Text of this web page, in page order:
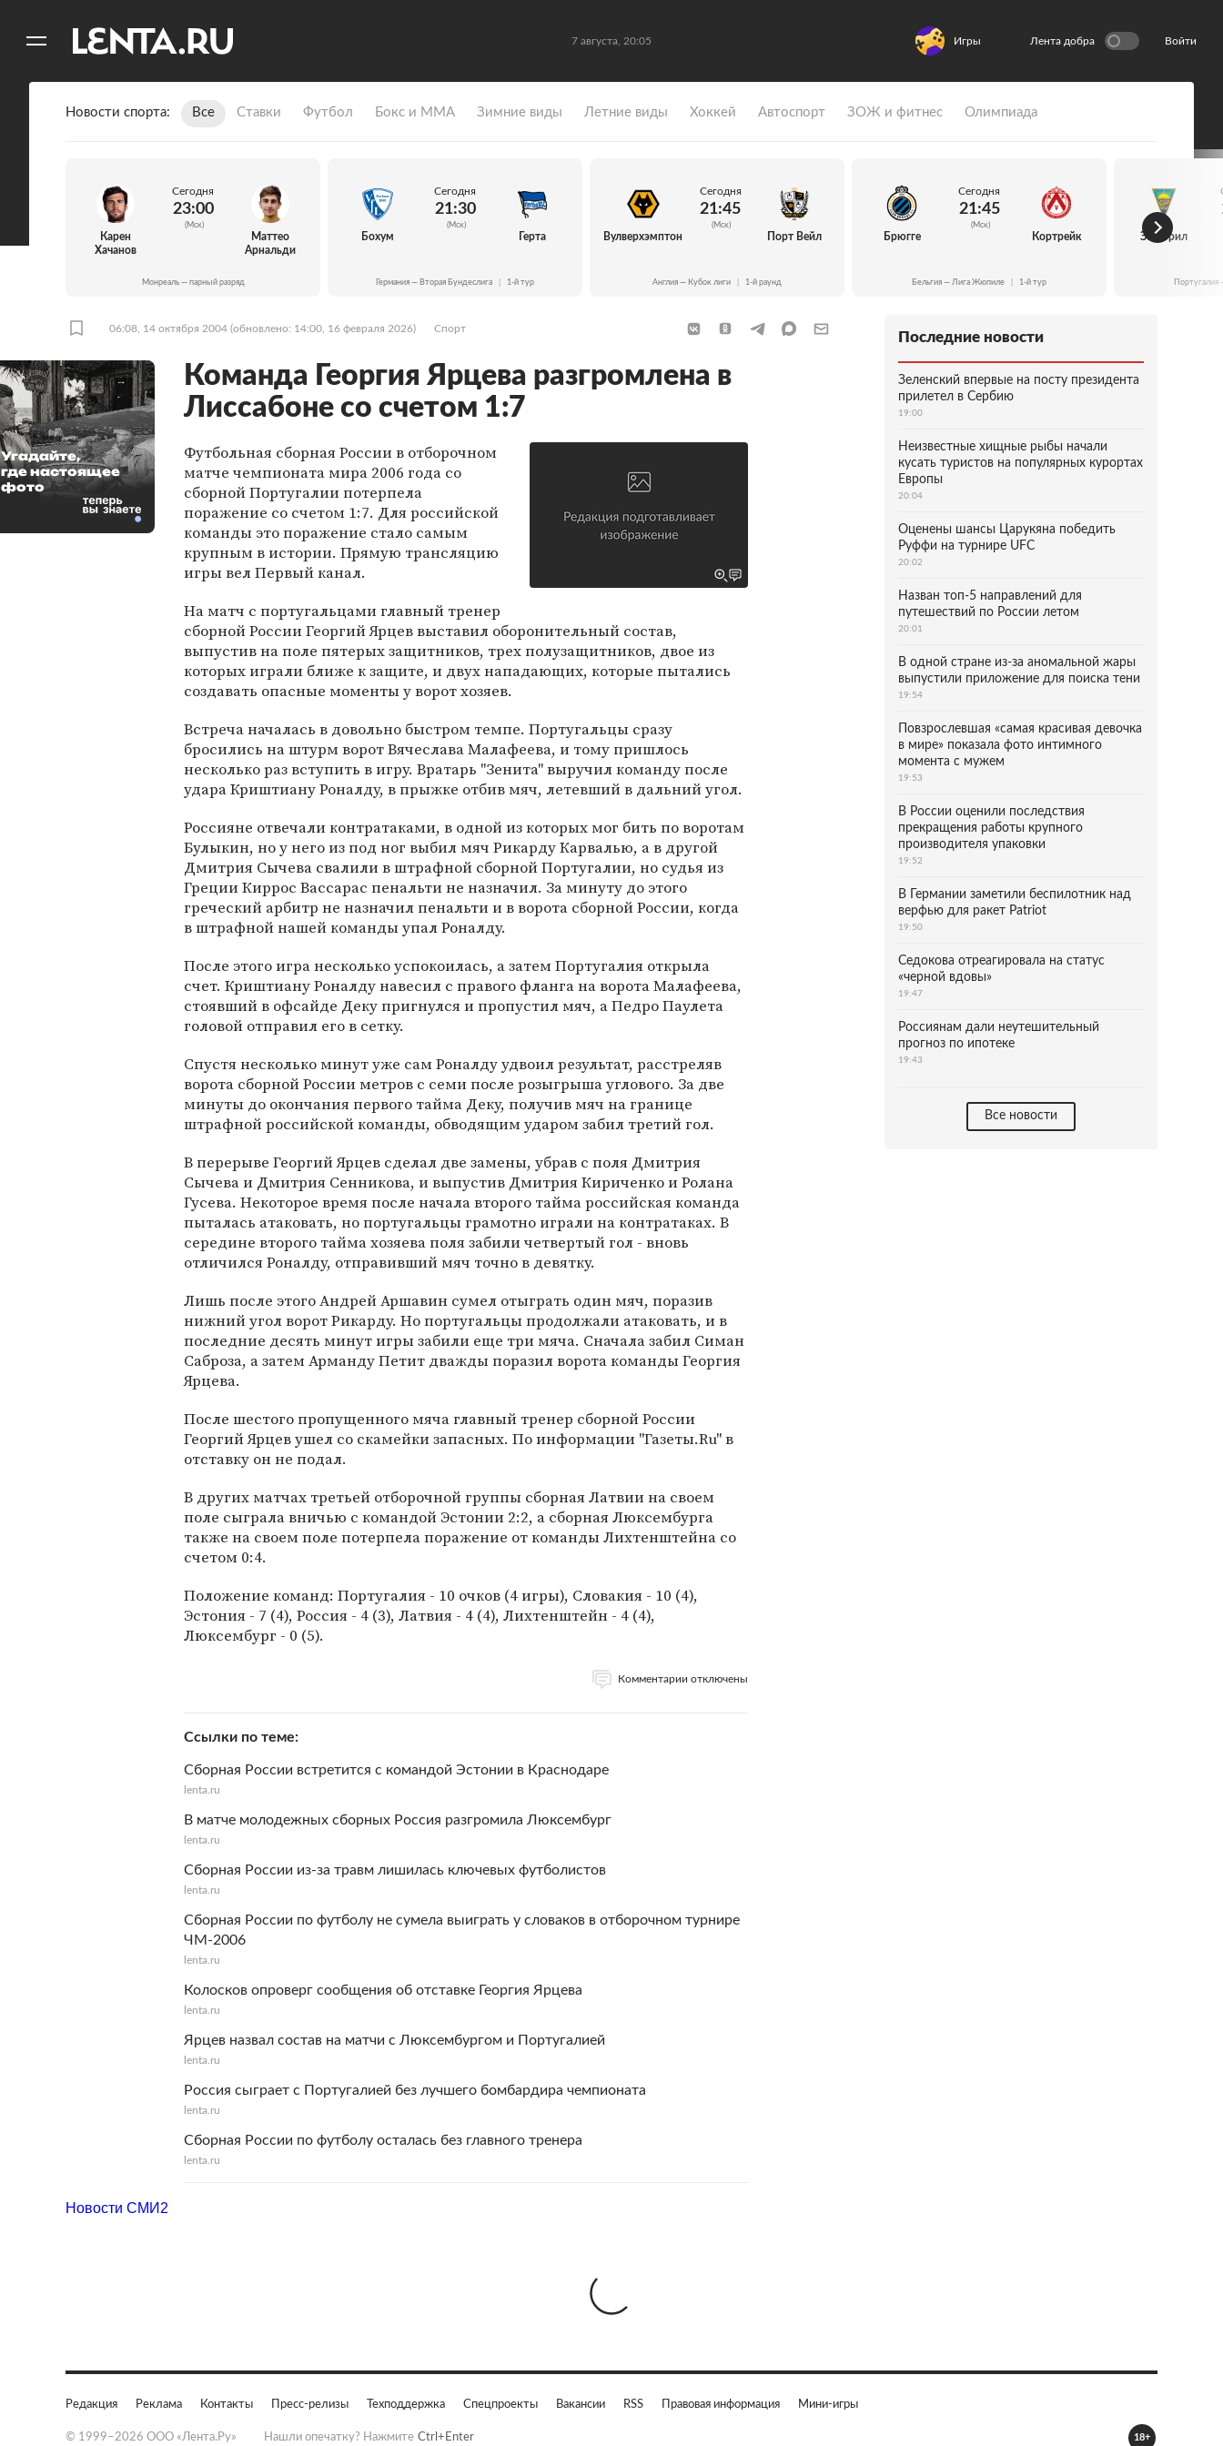
7 августа, 20:05 Игры Лента добра Войти
Новости спорта Все Ставки Футбол Бокс и ММА Зимние виды Летние виды Хоккей Автоспорт ЗОЖ и фитнес Олимпиада
Карен
Хачанов
Сегодня
23:00
(Мск)
Маттео
Арнальди
Монреаль — парный разряд
Бохум
Сегодня
21:30
(Мск)
Герта
Германия — Вторая Бундеслига 1-й тур
Вулверхэмптон
Сегодня
21:45
(Мск)
Порт Вейл
Англия — Кубок лиги 1-й раунд
Брюгге
Сегодня
21:45
(Мск)
Кортрейк
Бельгия — Лига Жюпиле 1-й тур
Эшторил
06:08, 14 октября 2004 (обновлено: 14:00, 16 февраля 2026) Спорт
Команда Георгия Ярцева разгромлена в
Лиссабоне со счетом 1:7
Футбольная сборная России в отборочном
матче чемпионата мира 2006 года со
сборной Португалии потерпела
поражение со счетом 1:7. Для российской
команды это поражение стало самым
крупным в истории. Прямую трансляцию
игры вел Первый канал.
На матч с португальцами главный тренер
сборной России Георгий Ярцев выставил оборонительный состав,
выпустив на поле пятерых защитников, трех полузащитников, двое из
которых играли ближе к защите, и двух нападающих, которые пытались
создавать опасные моменты у ворот хозяев.
Встреча началась в довольно быстром темпе. Португальцы сразу
бросились на штурм ворот Вячеслава Малафеева, и тому пришлось
несколько раз вступить в игру. Вратарь "Зенита" выручил команду после
удара Криштиану Роналду, в прыжке отбив мяч, летевший в дальний угол.
Россияне отвечали контратаками, в одной из которых мог бить по воротам
Булыкин, но у него из под ног выбил мяч Рикарду Карвалью, а в другой
Дмитрия Сычева свалили в штрафной сборной Португалии, но судья из
Греции Киррос Вассарас пенальти не назначил. За минуту до этого
греческий арбитр не назначил пенальти и в ворота сборной России, когда
в штрафной нашей команды упал Роналду.
После этого игра несколько успокоилась, а затем Португалия открыла
счет. Криштиану Роналду навесил с правого фланга на ворота Малафеева,
стоявший в офсайде Деку пригнулся и пропустил мяч, а Педро Паулета
головой отправил его в сетку.
Спустя несколько минут уже сам Роналду удвоил результат, расстреляв
ворота сборной России метров с семи после розыгрыша углового. За две
минуты до окончания первого тайма Деку, получив мяч на границе
штрафной российской команды, обводящим ударом забил третий гол.
В перерыве Георгий Ярцев сделал две замены, убрав с поля Дмитрия
Сычева и Дмитрия Сенникова, и выпустив Дмитрия Кириченко и Ролана
Гусева. Некоторое время после начала второго тайма российская команда
пыталась атаковать, но португальцы грамотно играли на контратаках. В
середине второго тайма хозяева поля забили четвертый гол - вновь
отличился Роналду, отправивший мяч точно в девятку.
Лишь после этого Андрей Аршавин сумел отыграть один мяч, поразив
нижний угол ворот Рикарду. Но португальцы продолжали атаковать, и в
последние десять минут игры забили еще три мяча. Сначала забил Симан
Саброза, а затем Арманду Петит дважды поразил ворота команды Георгия
Ярцева.
После шестого пропущенного мяча главный тренер сборной России
Георгий Ярцев ушел со скамейки запасных. По информации "Газеты.Ru" в
отставку он не подал.
В других матчах третьей отборочной группы сборная Латвии на своем
поле сыграла вничью с командой Эстонии 2:2, а сборная Люксембурга
также на своем поле потерпела поражение от команды Лихтенштейна со
счетом 0:4.
Положение команд: Португалия - 10 очков (4 игры), Словакия - 10 (4),
Эстония - 7 (4), Россия - 4 (3), Латвия - 4 (4), Лихтенштейн - 4 (4),
Люксембург - 0 (5).
Комментарии отключены
Ссылки по теме
Сборная России встретится с командой Эстонии в Краснодаре
lenta.ru
В матче молодежных сборных Россия разгромила Люксембург
lenta.ru
Сборная России из-за травм лишилась ключевых футболистов
lenta.ru
Сборная России по футболу не сумела выиграть у словаков в отборочном турнире
ЧМ-2006
lenta.ru
Колосков опроверг сообщения об отставке Георгия Ярцева
lenta.ru
Ярцев назвал состав на матчи с Люксембургом и Португалией
lenta.ru
Россия сыграет с Португалией без лучшего бомбардира чемпионата
lenta.ru
Сборная России по футболу осталась без главного тренера
lenta.ru
Угадайте,
где настоящее
фото
Последние новости
Зеленский впервые на посту президента
прилетел в Сербию
19:00
Неизвестные хищные рыбы начали
кусать туристов на популярных курортах
Европы
20:04
Оценены шансы Царукяна победить
Руффи на турнире UFC
20:02
Назван топ-5 направлений для
путешествий по России летом
20:01
В одной стране из-за аномальной жары
выпустили приложение для поиска тени
19:54
Повзрослевшая «самая красивая девочка
в мире» показала фото интимного
момента с мужем
19:53
В России оценили последствия
прекращения работы крупного
производителя упаковки
19:52
В Германии заметили беспилотник над
верфью для ракет Patriot
19:50
Седокова отреагировала на статус
«черной вдовы»
19:47
Россиянам дали неутешительный
прогноз по ипотеке
19:43
Все новости
Новости СМИ2
Редакция Реклама Контакты Пресс-релизы Техподдержка Спецпроекты Вакансии RSS Правовая информация Мини-игры
© 1999–2026 ООО «Лента.Ру» Нашли опечатку? Нажмите Ctrl+Enter 18+